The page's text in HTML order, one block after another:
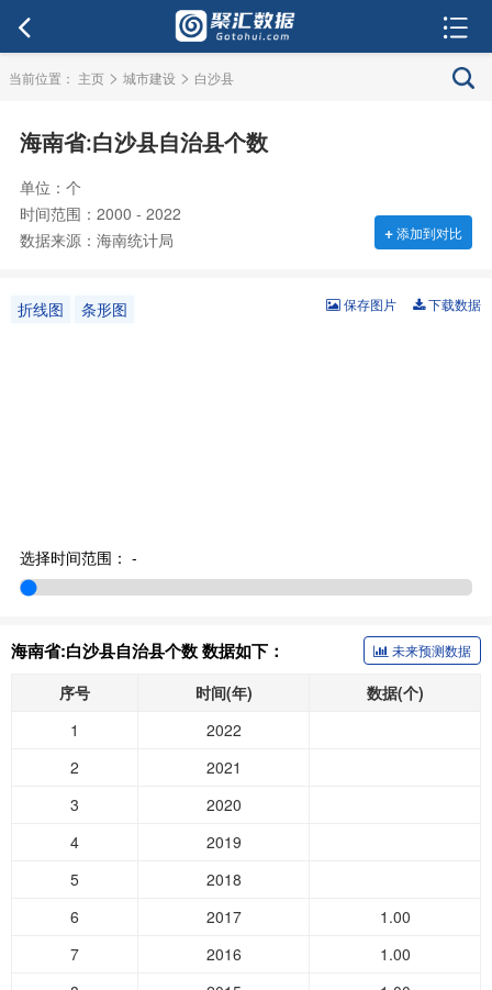
当前位置： 主页 > 城市建设 > 白沙县
海南省:白沙县自治县个数
单位：个
时间范围：2000 - 2022
数据来源：海南统计局
+添加到对比
折线图 条形图 下载数据
保存图片
选择时间范围： -
海南省:白沙县自治县个数 数据如下： 未来预测数据
序号 时间(年)
数据(个)
1
2022
2
2021
3
2020
4
2019
5
2018
6
2017
1.00
7
2016
1.00